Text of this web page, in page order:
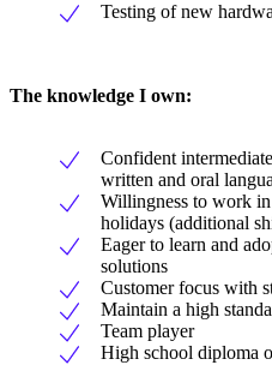
Testing of new
The knowledge I own:
Confident
written and oral
Willingness to work
holidays (additional
Eager to learn and
solutions
Customer focus with
Maintain a high
Team player
High school diploma